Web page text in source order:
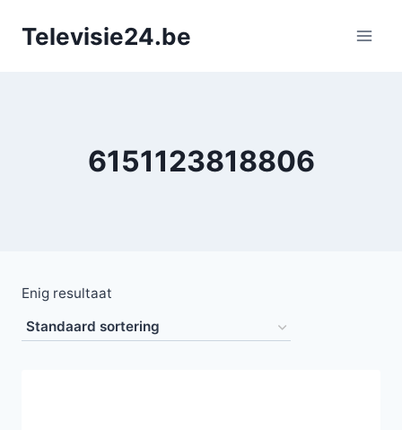
naarTelevisie24.be
6151123818806
Enig resultaat